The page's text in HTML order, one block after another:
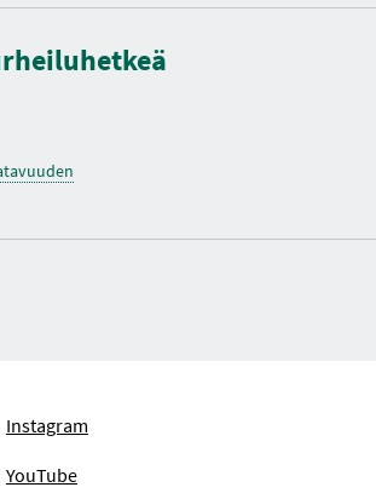
Instagram
YouTube